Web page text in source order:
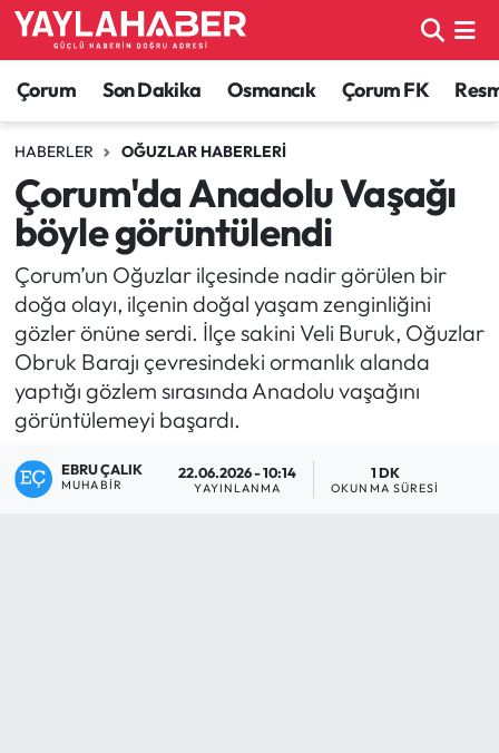
Çorum Son Dakika Osmancık Çorum FK
HABERLER OĞUZLAR HABERLERI
Çorum'da Anadolu Vaşağı
böyle görüntülendi
Çorum’un Oğuzlar ilçesinde nadir görülen bir
doğa olayı, ilçenin doğal yaşam zenginliğini
gözler önüne serdi. İlçe sakini Veli Buruk, Oğuzlar
Obruk Barajı çevresindeki ormanlık alanda
yaptığı gözlem sırasında Anadolu vaşağını
görüntülemeyi başardı.
EBRU ÇALIK
MUHABIR
22.06.2026 - 10:14
YAYINLANMA
1 DK
OKUNMA SÜRESI
Alaca Haberleri
Bayat Haberleri
Bilgi - Keşfet Haberleri
Bilim ve Teknoloji
Boğazkale Haberleri
Çorum Haberleri
Çorum Son Dakika Haberleri
Dodurga Haberleri
Çorum Nöbetçi Eczaneler
Çorum Hava Durumu
Çorum Namaz Vakitleri
Çorum Trafik Yoğunluk Haritası
TFF 1.Lig Puan Durumu ve Fikstür
Tüm Manşetler
Son Dakika Haberleri
Haber Arşivi